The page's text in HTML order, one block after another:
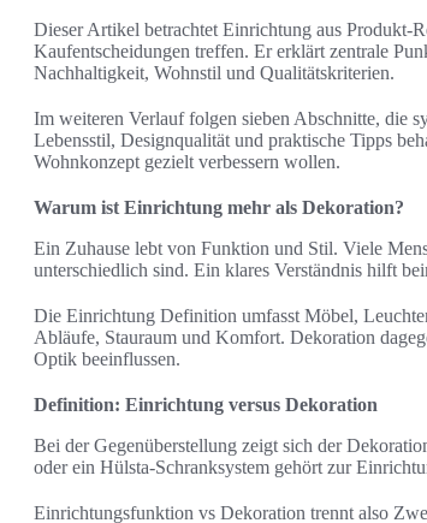
Dieser Artikel betrachtet Einrichtung aus Produkt-
Kaufentscheidungen treffen. Er erklärt zentrale
Nachhaltigkeit, Wohnstil und Qualitätskriterien.
Im weiteren Verlauf folgen sieben Abschnitte, die
Lebensstil, Designqualität und praktische Tipps
Wohnkonzept gezielt verbessern wollen.
Warum ist Einrichtung mehr als Dekoration?
Ein Zuhause lebt von Funktion und Stil. Viele
unterschiedlich sind. Ein klares Verständnis hilft
Die Einrichtung Definition umfasst Möbel,
Abläufe, Stauraum und Komfort. Dekoration
Optik beeinflussen.
Definition: Einrichtung versus Dekoration
Bei der Gegenüberstellung zeigt sich der
oder ein Hülsta-Schranksystem gehört zur
Einrichtungsfunktion vs Dekoration trennt also